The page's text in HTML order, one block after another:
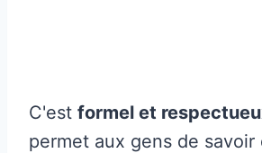
C'est formel et
permet aux gens de savoir